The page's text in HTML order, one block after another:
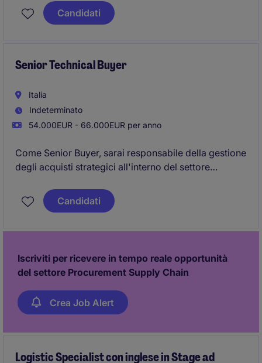
Il ruolo richiede un approccio organizzato e una forte
attenzione ai dettagli per supportare i processi
Candidati
Senior Technical Buyer
Italia
Indeterminato
54.000EUR - 66.000EUR per anno
Come Senior Buyer, sarai responsabile della gestione
degli acquisti strategici all'interno del settore
garantendo l'approvvigionamento ottimale di
materiali e servizi per supportare i processi
Candidati
Iscriviti per ricevere in tempo reale opportunità
del settore Procurement Supply Chain
Crea Job Alert
Logistic Specialist con inglese in Stage ad